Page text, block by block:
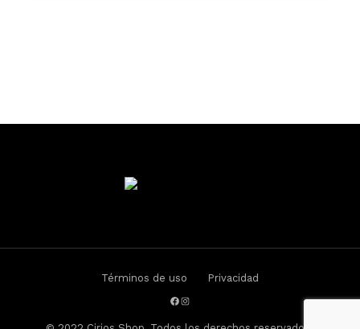
Términos de uso Privacidad
Facebook
Instagram